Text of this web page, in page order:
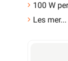
100 W
Les mer...